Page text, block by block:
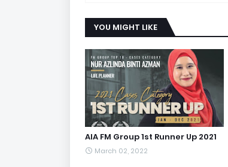
YOU MIGHT LIKE
AIA FM Group 1st Runner Up 2021
March 02, 2022